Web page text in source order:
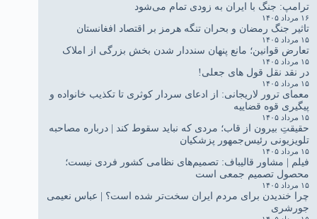
ترامپ: جنگ با ایران به زودی تمام می‌شود
۱۶ مرداد ۱۴۰۵
تاثیر جنگ رمضان و بحران تنگه هرمز بر اقتصاد افغانستان
۱۵ مرداد ۱۴۰۵
تعارض قوانین؛ مانع پنهان سنددار شدن بخش بزرگی از املاک
۱۵ مرداد ۱۴۰۵
در نقد نقل قول های جعلی!
۱۵ مرداد ۱۴۰۵
معمای ترور لاریجانی: از ادعای سردار کوثری تا تکذیب خانواده و
پیگیری قوه قضاییه
۱۵ مرداد ۱۴۰۵
حقیقتِ بیرون از قاب؛ مردی که نباید سقوط کند | درباره مصاحبه
تلویزیونی رئیس‌جمهور پزشکیان
۱۵ مرداد ۱۴۰۵
فیلم | مشاور قالیباف: تصمیم‌های نظامی کشور فردی نیست؛
محصول تصمیم جمعی است
۱۵ مرداد ۱۴۰۵
چرا خندیدن برای مردم ایران سخت‌تر شده است؟ | عباس نعیمی
جورشری